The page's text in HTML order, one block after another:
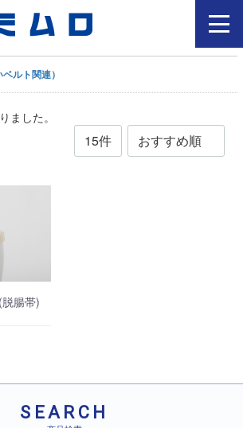
ルト関連）
ました。
腸帯)
SEARCH